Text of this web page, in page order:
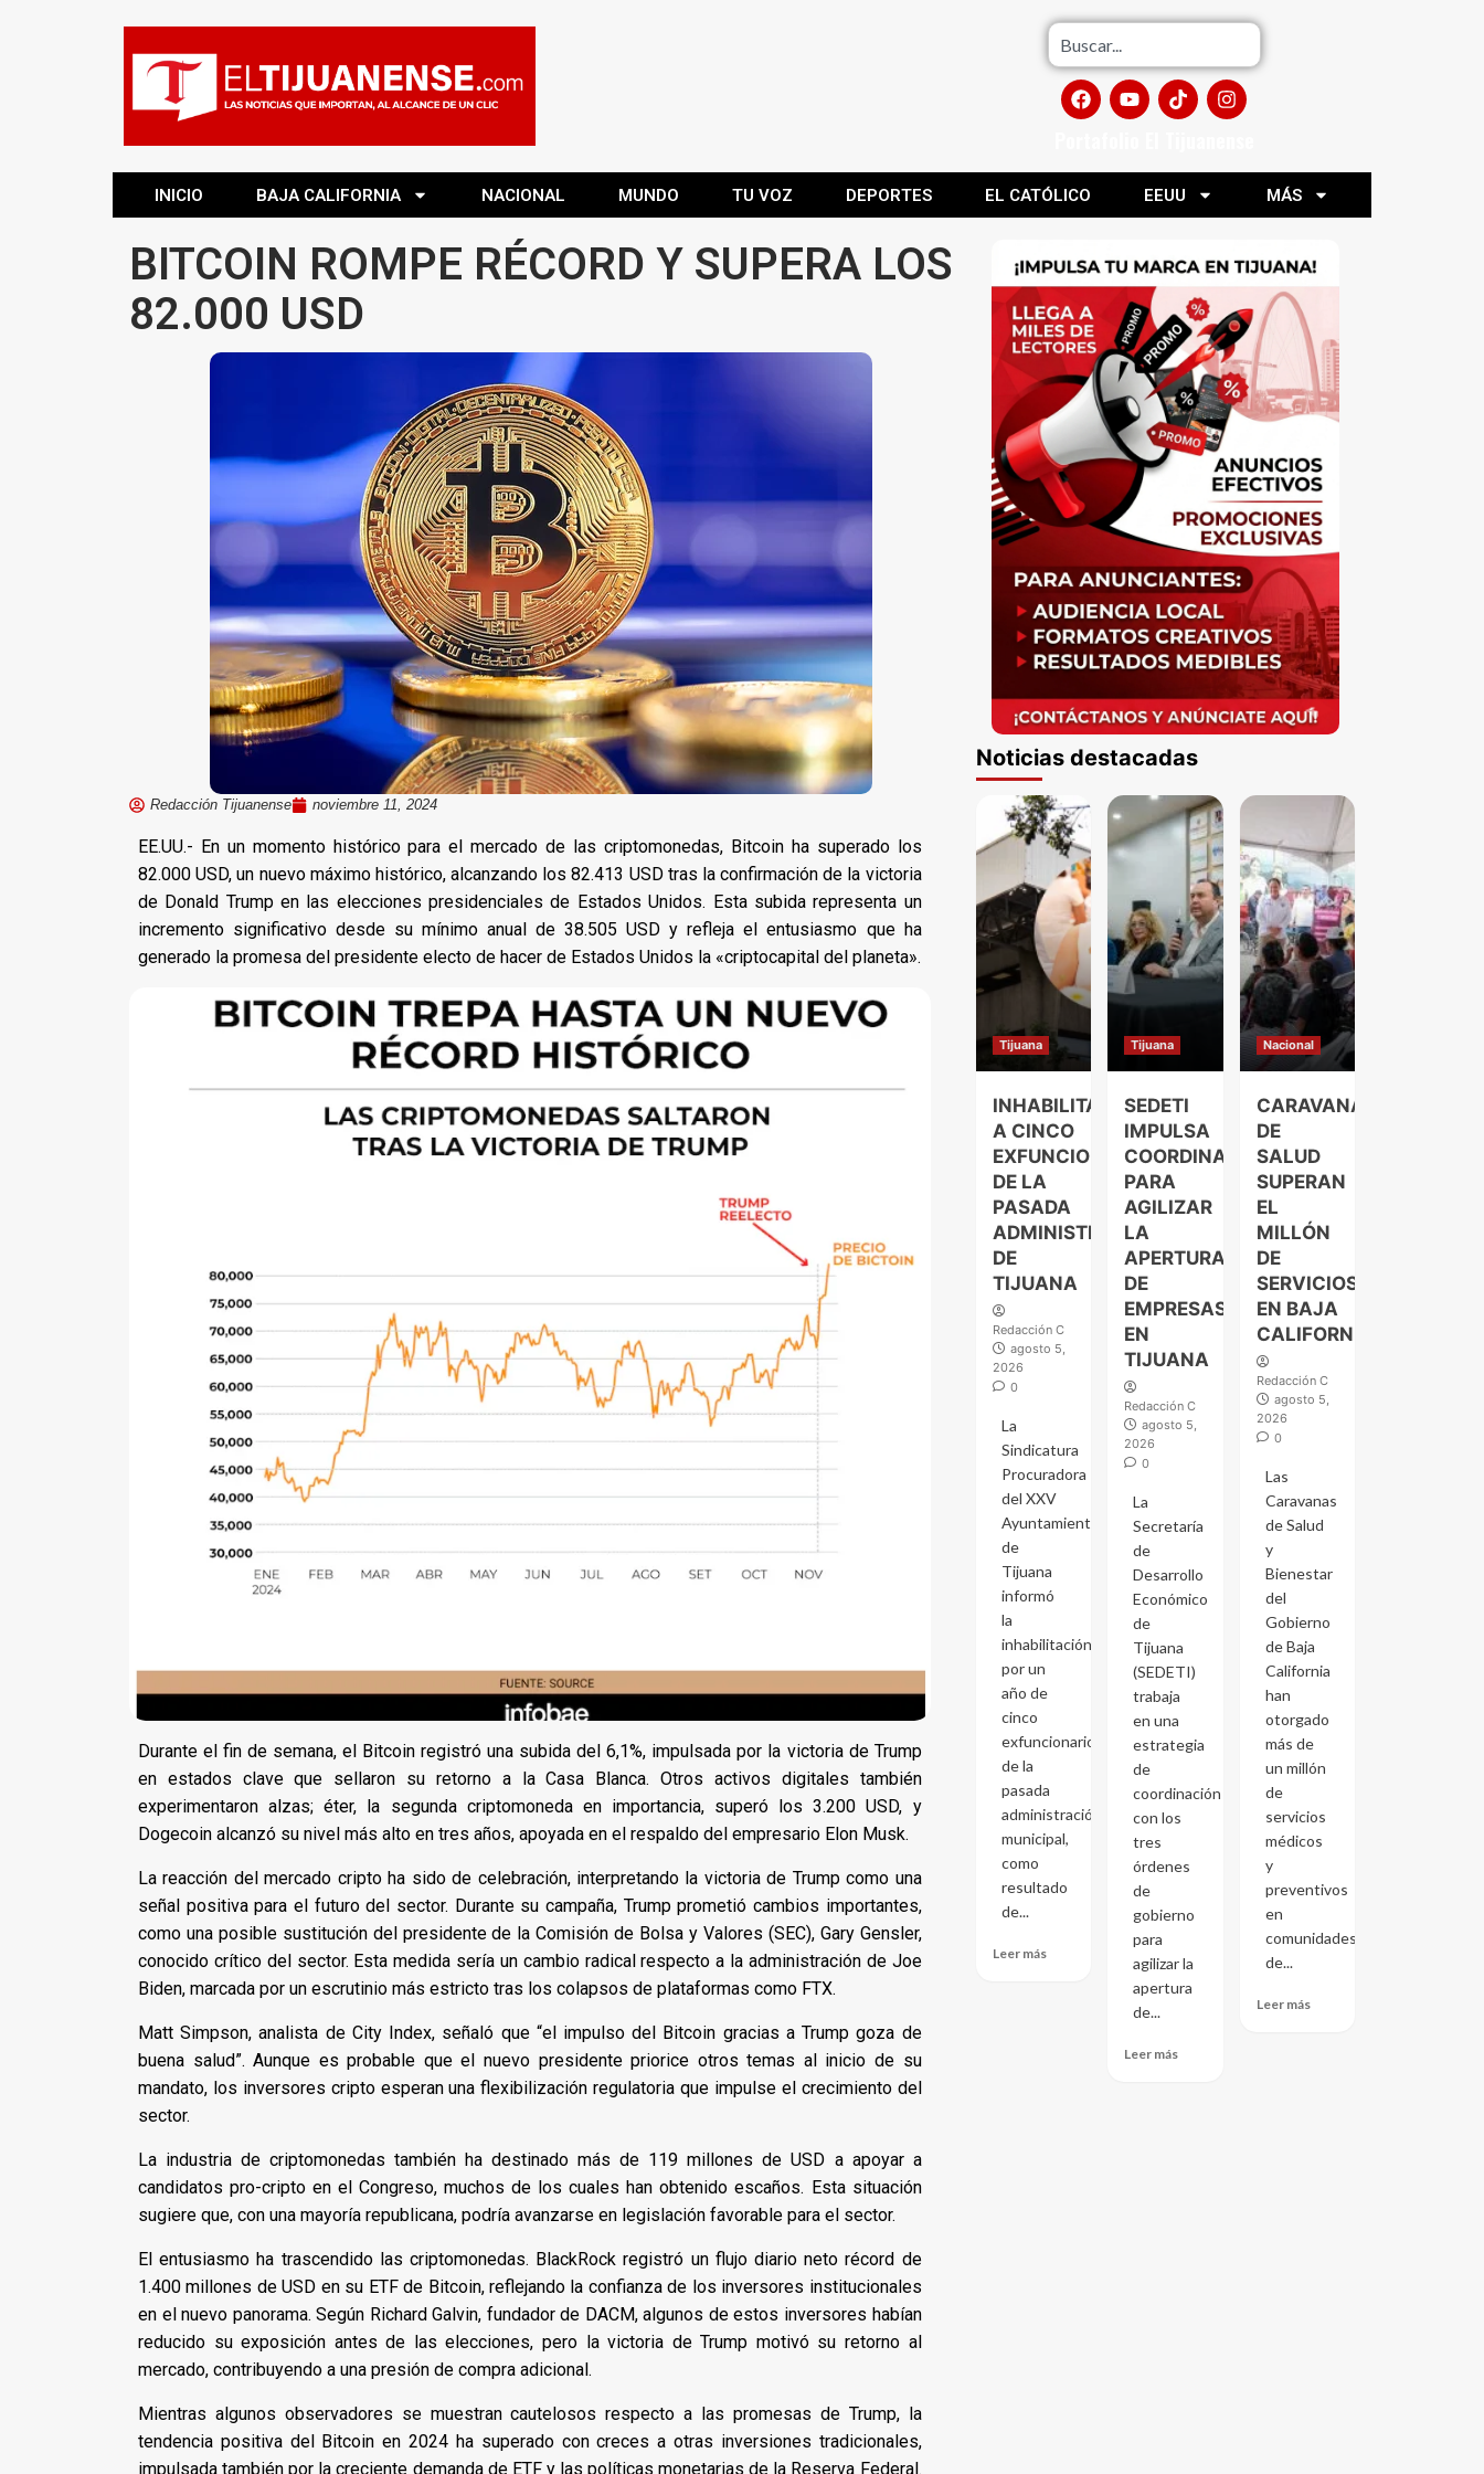
INICIO BAJA CALIFORNIA NACIONAL MUNDO TU VOZ DEPORTES EL CATÓLICO EEUU MÁS
BITCOIN ROMPE RÉCORD Y SUPERA LOS
82.000 USD
Redacción Tijuanense noviembre 11, 2024
EE.UU.- En un momento histórico para el mercado de las criptomonedas, Bitcoin ha superado los
82.000 USD, un nuevo máximo histórico, alcanzando los 82.413 USD tras la confirmación de la victoria
de Donald Trump en las elecciones presidenciales de Estados Unidos. Esta subida representa un
incremento significativo desde su mínimo anual de 38.505 USD y refleja el entusiasmo que ha
generado la promesa del presidente electo de hacer de Estados Unidos la «criptocapital del planeta».
Durante el fin de semana, el Bitcoin registró una subida del 6,1%, impulsada por la victoria de Trump
en estados clave que sellaron su retorno a la Casa Blanca. Otros activos digitales también
experimentaron alzas; éter, la segunda criptomoneda en importancia, superó los 3.200 USD, y
Dogecoin alcanzó su nivel más alto en tres años, apoyada en el respaldo del empresario Elon Musk.
La reacción del mercado cripto ha sido de celebración, interpretando la victoria de Trump como una
señal positiva para el futuro del sector. Durante su campaña, Trump prometió cambios importantes,
como una posible sustitución del presidente de la Comisión de Bolsa y Valores (SEC), Gary Gensler,
conocido crítico del sector. Esta medida sería un cambio radical respecto a la administración de Joe
Biden, marcada por un escrutinio más estricto tras los colapsos de plataformas como FTX.
Matt Simpson, analista de City Index, señaló que “el impulso del Bitcoin gracias a Trump goza de
buena salud”. Aunque es probable que el nuevo presidente priorice otros temas al inicio de su
mandato, los inversores cripto esperan una flexibilización regulatoria que impulse el crecimiento del
sector.
La industria de criptomonedas también ha destinado más de 119 millones de USD a apoyar a
candidatos pro-cripto en el Congreso, muchos de los cuales han obtenido escaños. Esta situación
sugiere que, con una mayoría republicana, podría avanzarse en legislación favorable para el sector.
El entusiasmo ha trascendido las criptomonedas. BlackRock registró un flujo diario neto récord de
1.400 millones de USD en su ETF de Bitcoin, reflejando la confianza de los inversores institucionales
en el nuevo panorama. Según Richard Galvin, fundador de DACM, algunos de estos inversores habían
reducido su exposición antes de las elecciones, pero la victoria de Trump motivó su retorno al
mercado, contribuyendo a una presión de compra adicional.
Mientras algunos observadores se muestran cautelosos respecto a las promesas de Trump, la
tendencia positiva del Bitcoin en 2024 ha superado con creces a otras inversiones tradicionales,
impulsada también por la creciente demanda de ETF y las políticas monetarias de la Reserva Federal.
Noticias destacadas
Tijuana
INHABILITAN
A CINCO
EXFUNCIONARIOS
DE LA
PASADA
ADMINISTRACIÓN
DE
TIJUANA
Redacción C
agosto 5,
2026
0
La
Sindicatura
Procuradora
del XXV
Ayuntamiento
de
Tijuana
informó
la
inhabilitación
por un
año de
cinco
exfuncionarios
de la
pasada
administración
municipal,
como
resultado
de...
Leer más
Tijuana
SEDETI
IMPULSA
COORDINACIÓN
PARA
AGILIZAR
LA
APERTURA
DE
EMPRESAS
EN
TIJUANA
Redacción C
agosto 5,
2026
0
La
Secretaría
de
Desarrollo
Económico
de
Tijuana
(SEDETI)
trabaja
en una
estrategia
de
coordinación
con los
tres
órdenes
de
gobierno
para
agilizar la
apertura
de...
Leer más
Nacional
CARAVANAS
DE
SALUD
SUPERAN
EL
MILLÓN
DE
SERVICIOS
EN BAJA
CALIFORNIA
Redacción C
agosto 5,
2026
0
Las
Caravanas
de Salud
y
Bienestar
del
Gobierno
de Baja
California
han
otorgado
más de
un millón
de
servicios
médicos
y
preventivos
en
comunidades
de...
Leer más